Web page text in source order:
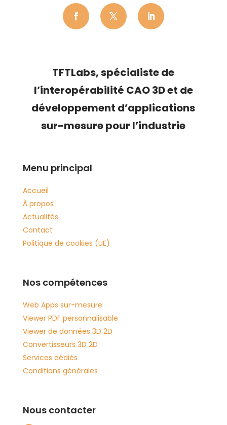
TFTLabs, spécialiste de
l’interopérabilité CAO 3Det de
développement d’applications
sur-mesure pour l’industrie
Menu principal
Accueil
À propos
Actualités
Contact
Politique de cookies (UE)
Nos compétences
Web Apps sur-mesure
Viewer PDF personnalisable
Viewer de données 3D 2D
Convertisseurs 3D 2D
Services dédiés
Conditions générales
Nous contacter